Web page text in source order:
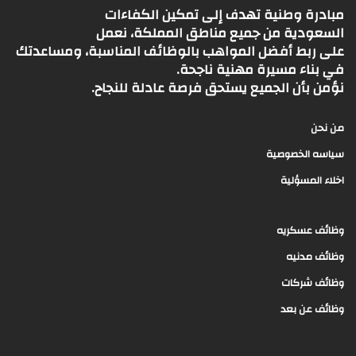
مبادرة وطنية تهدف إلى تمكين الكفاءات
السعودية من جميع مناطق المملكة، نعمل
على ربط أفضل المواهب بالوظائف المناسبة، ومساعدتك
في بناء مسيرة مهنية ناجحة.
نؤمن بأن الجميع يستحق فرصة عادلة للنجاح.
من نحن
سياسه الخصوصية
اخلاء المسؤلية
وظائف عسكريه
وظائف مدنيه
وظائف شركات
وظائف عن بعد